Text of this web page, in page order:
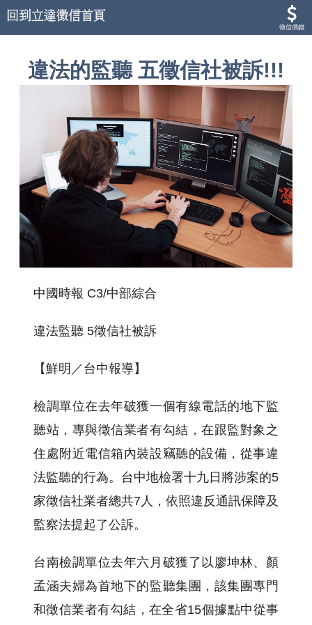
徵信價錢
違法的監聽 五徵信社被訴!!!
中國時報 C3/中部綜合
違法監聽 5徵信社被訴
【鮮明／台中報導】
檢調單位在去年破獲一個有線電話的地下監
聽站，專與徵信業者有勾結，在跟監對象之
住處附近電信箱內裝設竊聽的設備，從事違
法監聽的行為。台中地檢署十九日將涉案的5
家徵信社業者總共7人，依照違反通訊保障及
監察法提起了公訴。
台南檢調單位去年六月破獲了以廖坤林、顏
孟涵夫婦為首地下的監聽集團，該集團專門
和徵信業者有勾結，在全省15個據點中從事